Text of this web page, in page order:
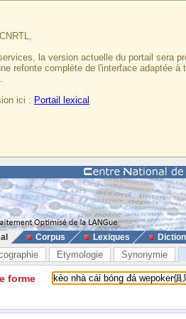
la version actuelle du portail sera
refonte complète de l'interface adaptée
ici : Portail lexical
Corpus Lexiques
Etymologie Synonymie
forme